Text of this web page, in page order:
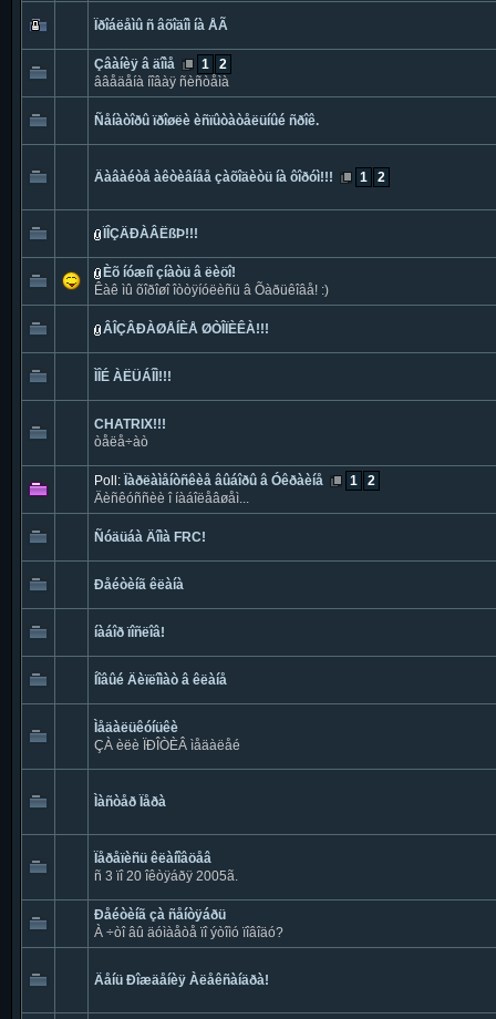
Ïðîáëåìû ñ âõîäîì íà ÅÃ
Çâàíèÿ â äîìå 1
2
ââåäåíà íîâàÿ ñèñòåìà
Ñåíàòîðû ïðîøëè èñïûòàòåëüíûé ñðîê.
Äàâàéòå àêòèâíåå çàõîäèòü íà ôîðóì!!! 1 2
ÏÎÇÄÐÀÂËßÞ!!!
Èõ íóæíî çíàòü â ëèöî!
Êàê ìû õîðîøî îòòÿíóëèñü â Õàðüêîâå! :)
ÂÎÇÂÐÀØÅÍÈÅ ØÒÎÏÈÊÀ!!!
ÌÎÉ ÀËÜÁÎÌ!!!
CHATRIX!!!
òåëå÷àò
Poll: Ïàðëàìåíòñêèå âûáîðû â Óêðàèíå 1
2
Äèñêóññèè î íàáîëåâøåì...
Ñóäüáà Äîìà FRC!
Ðåéòèíã êëàíà
íàáîð ïîñëîâ!
Íîâûé Äèïëîìàò â êëàíå
Ìåäàëüêóíüêè
ÇÀ èëè ÏÐÎÒÈÂ ìåäàëåé
Ìàñòåð Ïåðà
Ïåðåïèñü êëàíîâöåâ
ñ 3 ïî 20 îêòÿáðÿ 2005ã.
Ðåéòèíã çà ñåíòÿáðü
À ÷òî âû äóìàåòå ïî ýòîìó ïîâîäó?
Äåíü Ðîæäåíèÿ Àëåêñàíäðà!